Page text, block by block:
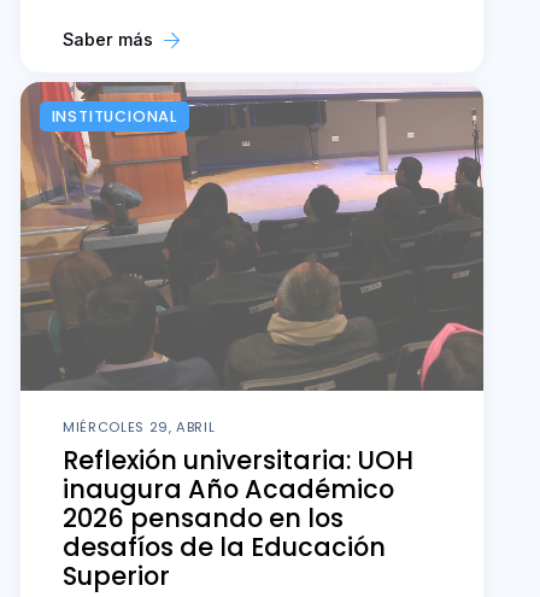
Saber más
INSTITUCIONAL
MIÉRCOLES 29, ABRIL
Reflexión universitaria: UOH
inaugura Año Académico
2026 pensando en los
desafíos de la Educación
Superior